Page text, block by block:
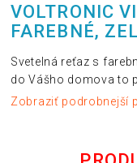
VOLTRONIC
FAREBNÉ,
Svetelná reťaz s
do Vášho domova to
Zobraziť podrobnejší